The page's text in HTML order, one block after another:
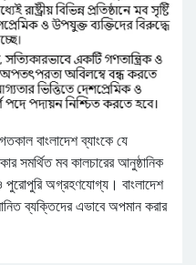
বাংলাদেশ ব্যাংকে যে
সমর্থিত মব কালচারের আনুষ্ঠানিক
পুরোপুরি অগ্রহণযোগ্য। বাংলাদেশ
ব্যক্তিদের এভাবে অপমান করার